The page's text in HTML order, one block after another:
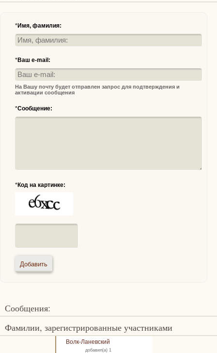
*Имя, фамилия:
*Ваш e-mail:
На Вашу почту будет отправлен запрос для подтверждения и
активации сообщения
*Сообщение:
*Код на картинке:
Сообщения:
Фамилии, зарегистрированные участниками
Волк-Ланевский
добавил(а) 1